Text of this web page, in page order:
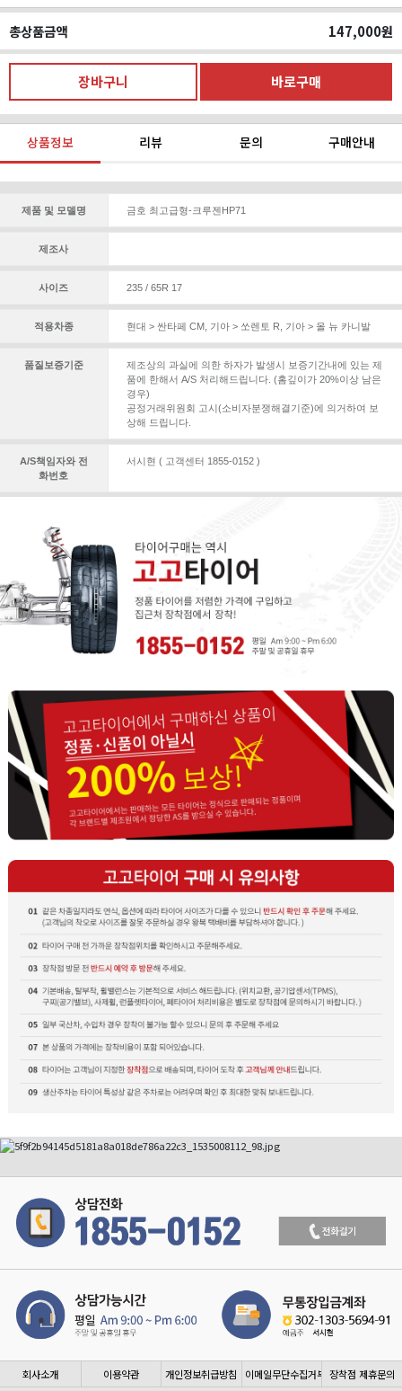
총상품금액 147,000원
상품정보 리뷰 문의 구매안내
제품 및 모델명 금호 최고급형-크루젠HP71
제조사
사이즈 235 / 65R 17
적용차종 현대 > 싼타페 CM, 기아 > 쏘렌토 R 기아 > 올 뉴 카니발
품질보증기준
제조상의 과실에 의한 하자가 발생시 보증기간내에 있는 제
품에 한해서 A/S 처리해드립니다. (홈깊이가 20%이상 남은
경우)
공정거래위원회 고시(소비자분쟁해결기준)에 의거하여 보
상해 드립니다.
A/S책임자와 전
화번호
서시현 ( 고객센터 1855-0152 )
회사소개 이용약관 개인정보취급방침 이메일무단수집거부 장착점 제휴문의